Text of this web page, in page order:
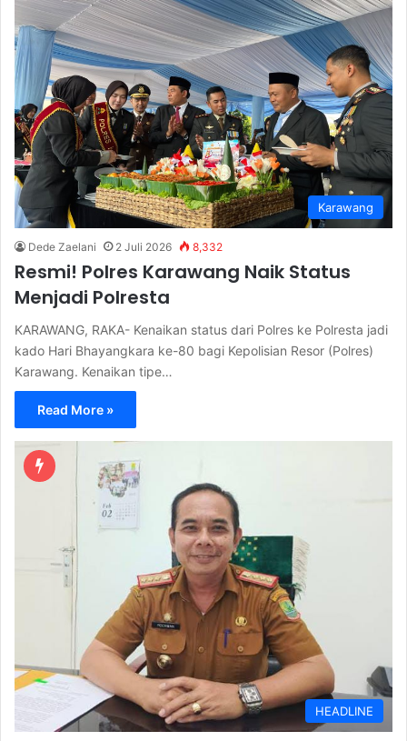
Karawang
Dede Zaelani 2 Juli 2026 8,332
Resmi! Polres Karawang Naik Status
Menjadi Polresta
KARAWANG, RAKA- Kenaikan status dari Polres ke Polresta jadi
kado Hari Bhayangkara ke-80 bagi Kepolisian Resor (Polres)
Karawang. Kenaikan tipe…
Read More »
HEADLINE